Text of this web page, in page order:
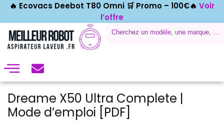
🔥 Ecovacs Deebot T80 Omni 🛒 Promo – 100€🔥 Voir
l’offre
Dreame X50 Ultra Complete |
Mode d’emploi [PDF]